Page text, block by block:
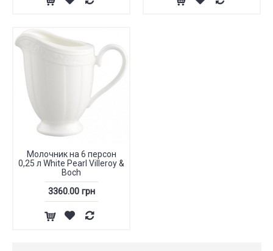
Молочник на 6 персон
0,25 л White Pearl Villeroy &
Boch
3360.00 грн